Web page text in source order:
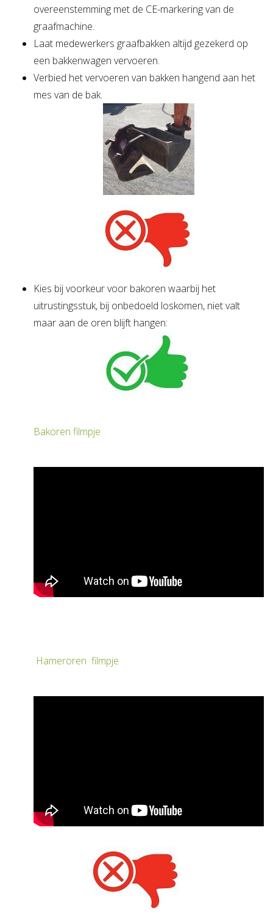
overeenstemming met de CE-markering van de
graafmachine.
Laat medewerkers graafbakken altijd gezekerd op
een bakkenwagen vervoeren.
Verbied het vervoeren van bakken hangend aan het
mes van de bak.
Kies bij voorkeur voor bakoren waarbij het
uitrustingsstuk, bij onbedoeld loskomen, niet valt
maar aan de oren blijft hangen:
Bakoren filmpje
Hameroren filmpje